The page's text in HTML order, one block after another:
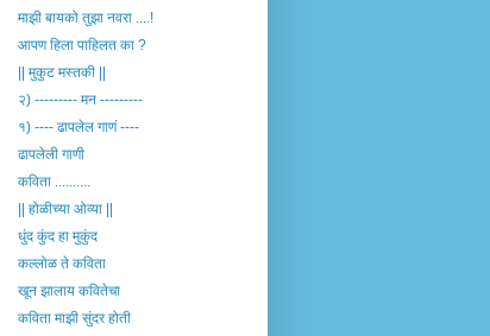
माझी बायको तुझा नवरा ....!
आपण हिला पाहिलत का ?
|| मुकुट मस्तकी ||
२) --------- मन ---------
१) ---- ढापलेल गाणं ----
ढापलेली गाणी
कविता ..........
|| होळीच्या ओव्या ||
धुंद कुंद हा मुकुंद
कल्लोळ ते कविता
खून झालाय कवितेचा
कविता माझी सुंदर होती